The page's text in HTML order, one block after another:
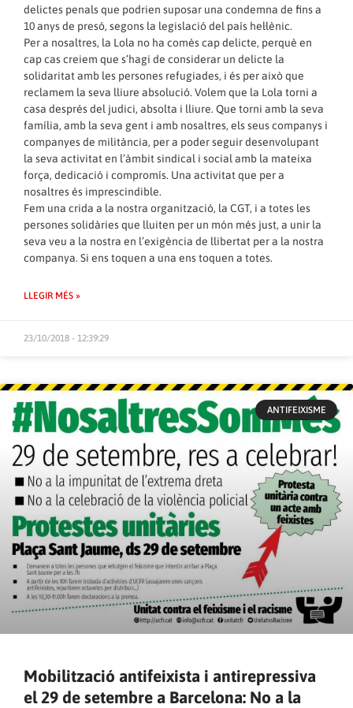
delictes penals que podrien suposar una condemna de fins a
10 anys de presó, segons la legislació del país hel·lènic.
Per a nosaltres, la Lola no ha comès cap delicte, perquè en
cap cas creiem que s’hagi de considerar un delicte la
solidaritat amb les persones refugiades, i és per això que
reclamem la seva lliure absolució. Volem que la Lola torni a
casa després del judici, absolta i lliure. Que torni amb la seva
família, amb la seva gent i amb nosaltres, els seus companys i
companyes de militància, per a poder seguir desenvolupant
la seva activitat en l’àmbit sindical i social amb la mateixa
força, dedicació i compromís. Una activitat que per a
nosaltres és imprescindible.
Fem una crida a la nostra organització, la CGT, i a totes les
persones solidàries que lluiten per un món més just, a unir la
seva veu a la nostra en l’exigència de llibertat per a la nostra
companya. Si ens toquen a una ens toquen a totes.
LLEGIR MÉS »
23/10/2018 - 12:39:29
ANTIFEIXISME
Mobilització antifeixista i antirepressiva
el 29 de setembre a Barcelona: No a la